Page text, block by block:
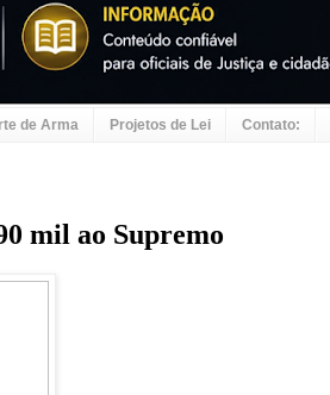
de Arma Projetos de Lei Contato:
mil ao Supremo